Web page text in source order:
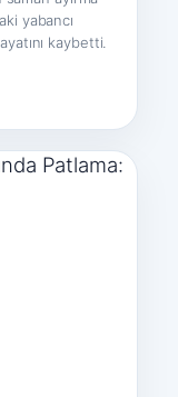
yabancı
kaybetti.